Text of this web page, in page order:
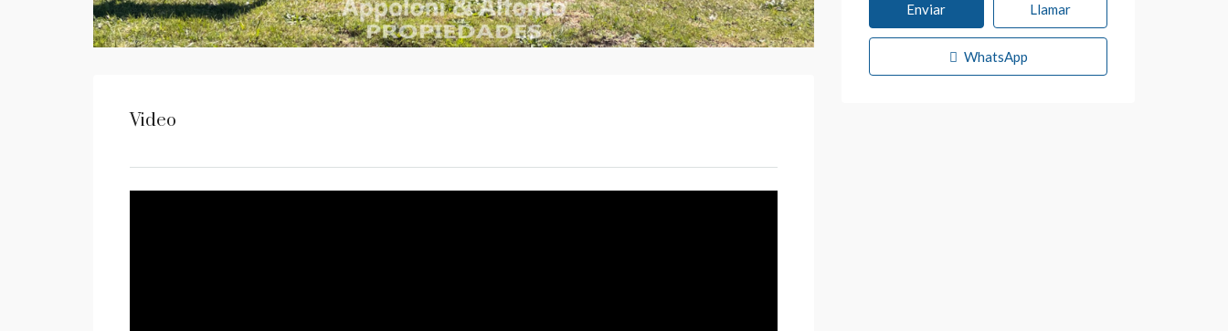
Video
Enviar Llamar
WhatsApp